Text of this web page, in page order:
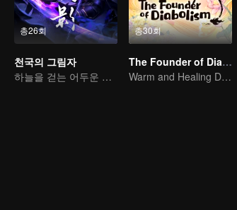
총26회
천국의 그림자
하늘을 걷는 어두운 그림자, 혼을 불태워 마음을 지키다
총30회
The Founder of Diabolism Q
Warm and Healing Daily Life